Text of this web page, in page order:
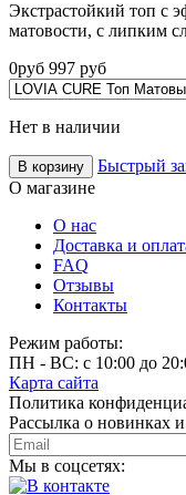
Экстрастойкий топ с
матовости, с липким
0руб 997 руб
Нет в наличии
В корзину
Быстрый
О магазине
О нас
Доставка и
FAQ
Отзывы
Контакты
Режим работы:
ПН - ВС: с 10:00 до
Карта сайта
Политика
Рассылка о новинках
Мы в соцсетях: